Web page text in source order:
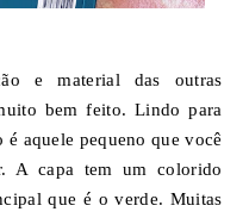
e material das outras
bem feito. Lindo para
aquele pequeno que você
A capa tem um colorido
que é o verde. Muitas